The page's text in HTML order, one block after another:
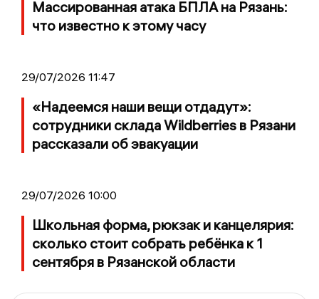
Массированная атака БПЛА на Рязань:
что известно к этому часу
29/07/2026 11:47
«Надеемся наши вещи отдадут»:
сотрудники склада Wildberries в Рязани
рассказали об эвакуации
29/07/2026 10:00
Школьная форма, рюкзак и канцелярия:
сколько стоит собрать ребёнка к 1
сентября в Рязанской области